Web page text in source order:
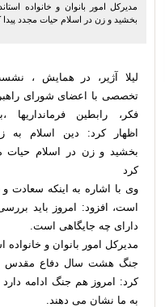
مدیرکل امور بانوان و خانواده
بخشید و زن در اسلام حیات مجدد پیدا
لیلا آژیر، در همایش ،
تخصصی با اعضای شورای
فکر، رابطین فرمانداریها
اظهار کرد: دین اسلام به
بخشید و زن در اسلام حیات
کرد
وی با اشاره به اینکه سعادت
است، افزود: امروز باید
دارای چه جایگاهی است.
مدیرکل امور بانوان و خانواده
جنگ هشت سال دفاع مقدس و
کرد: امروز هم جنگ ادامه
به ما نشان می دهند.